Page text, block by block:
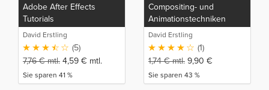
Adobe After Effects
Tutorials
David Erstling
(5)
7,76€mtl. 4,59 € mtl.
Sie sparen 41 %
Compositing- und
Animationstechniken
David Erstling
(1)
1,74€mtl. 9,90 €
Sie sparen 43 %